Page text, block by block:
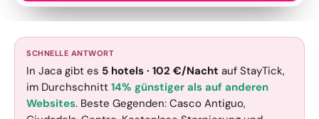
SCHNELLE ANTWORT
In Jaca gibt es 5 hotels · 102 €/Nacht auf StayTick,
im Durchschnitt 14% günstiger als auf anderen
Websites. Beste Gegenden: Casco Antiguo,